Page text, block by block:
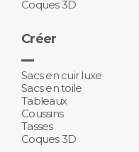
Coques 3D
Créer
Sacs en cuir luxe
Sacs en toile
Tableaux
Coussins
Tasses
Coques 3D